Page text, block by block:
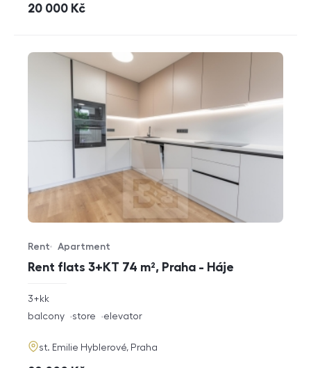
cena
20 000 Kč
Rent flats 3+KT 74 m², Praha - Háje
Offer type
Rent
Property type
Apartment
rozměry
3+kk
funkce
balcony store elevator
adresa
st. Emilie Hyblerové, Praha